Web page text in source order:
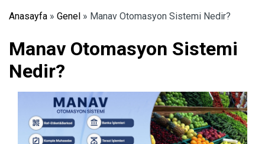
Anasayfa » Genel » Manav Otomasyon Sistemi Nedir?
Manav Otomasyon Sistemi
Nedir?